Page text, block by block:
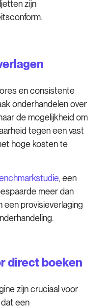
zijn
en consistente
onderhandelen over
de mogelijkheid om
tegen een vast
hoge kosten te
, een
meer dan
een provisieverlaging
direct boeken
zijn cruciaal voor
een